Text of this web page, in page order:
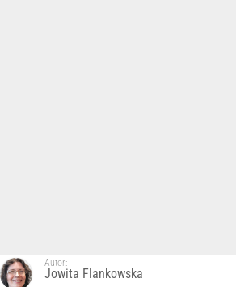
Autor:
Jowita Flankowska